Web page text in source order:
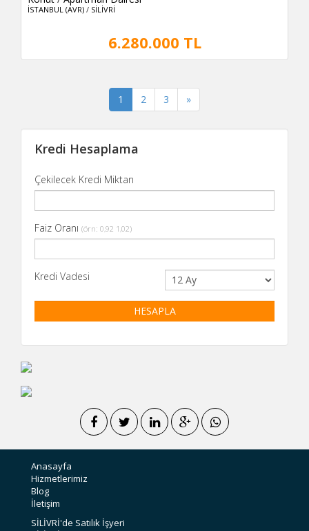
İSTANBUL (AVR) / SİLİVRİ
6.280.000 TL
1 (current)
2 3 »
Kredi Hesaplama
Çekilecek Kredi Miktarı
Faiz Oranı (örn: 0,92 1,02)
Kredi Vadesi
HESAPLA
Anasayfa
Hizmetlerimiz
Blog
İletişim
SİLİVRİ'de Satılık İşyeri